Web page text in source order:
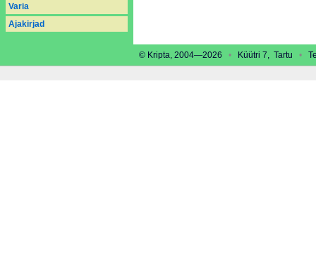
Varia
Аjakirjad
© Kripta, 2004—2026 • Küütri 7, Tartu •